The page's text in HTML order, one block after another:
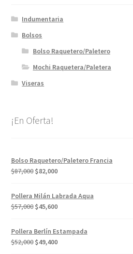
Indumentaria
Bolsos
Bolso Raquetero/Paletero
Mochi Raquetera/Paletera
Viseras
¡En Oferta!
Bolso Raquetero/Paletero Francia
$87,000 El
original
era:
$87,000.
$82,000El
actual
es:
Pollera Milán Labrada Aqua
$57,000 El
original
era:
$57,000.
$45,600El
actual
es:
Pollera Berlín Estampada
$52,000 El
$49,400El